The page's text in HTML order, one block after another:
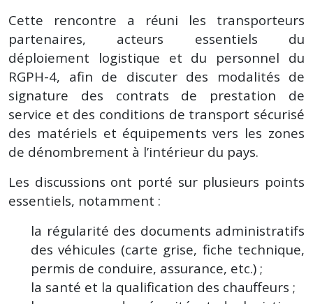
Cette rencontre a réuni les transporteurs
partenaires, acteurs essentiels du
déploiement logistique et du personnel du
RGPH-4, afin de discuter des modalités de
signature des contrats de prestation de
service et des conditions de transport sécurisé
des matériels et équipements vers les zones
de dénombrement à l’intérieur du pays.
Les discussions ont porté sur plusieurs points
essentiels, notamment :
la régularité des documents administratifs
des véhicules (carte grise, fiche technique,
permis de conduire, assurance, etc.) ;
la santé et la qualification des chauffeurs ;